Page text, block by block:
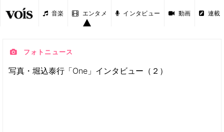
音楽 エンタメ インタビュー 動画 連載
フォトニュース
写真・堀込泰行「One」インタビュー（２）